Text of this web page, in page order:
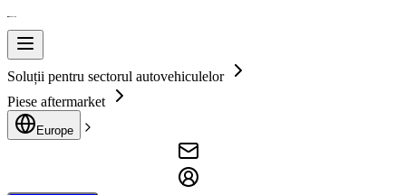
Soluții pentru sectorul autovehiculelor
Piese aftermarket
Europe